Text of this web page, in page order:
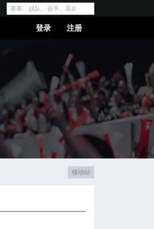
登录 注册
移动站